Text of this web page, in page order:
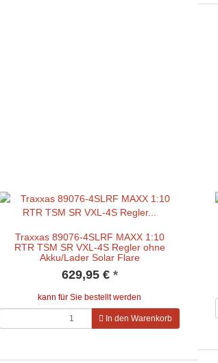
Traxxas 89076-4SLRF MAXX 1:10
RTR TSM SR VXL-4S Regler ohne
Akku/Lader Solar Flare
629,95 € *
kann für Sie bestellt werden
In den Warenkorb